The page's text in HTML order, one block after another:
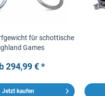
für schottische
Games
294,99 € *
Jetzt kaufen